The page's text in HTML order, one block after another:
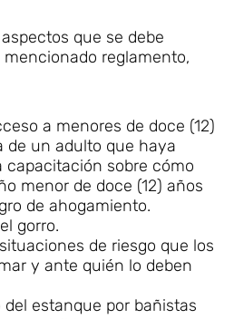
que se debe
reglamento,
a menores de doce (12)
de un adulto que haya
capacitación sobre cómo
menor de doce (12) años
de ahogamiento.
gorro.
de riesgo que los
y ante quién lo deben
estanque por bañistas